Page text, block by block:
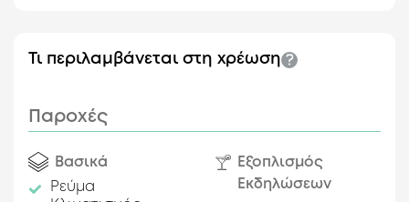
Τι περιλαμβάνεται στη χρέωση
Παροχές
Βασικά
Ρεύμα
Εξοπλισμός
Εκδηλώσεων